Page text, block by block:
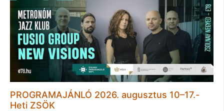
PROGRAMAJÁNLÓ 2026. augusztus 10–17.-
Heti ZSÖK